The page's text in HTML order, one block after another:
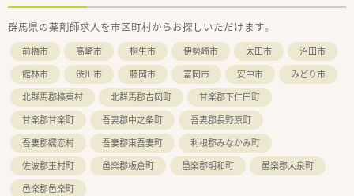
群馬県の薬剤師求人を市区町村からお探しいただけます。
前橋市 高崎市 桐生市 伊勢崎市 太田市
沼田市
館林市
渋川市 藤岡市 富岡市 安中市
みどり市
北群馬郡榛東村
北群馬郡吉岡町
甘楽郡下仁田町
甘楽郡甘楽町
吾妻郡中之条町
吾妻郡長野原町
吾妻郡嬬恋村
吾妻郡東吾妻町
利根郡みなかみ町
佐波郡玉村町
邑楽郡板倉町 邑楽郡明和町
邑楽郡大泉町
邑楽郡邑楽町